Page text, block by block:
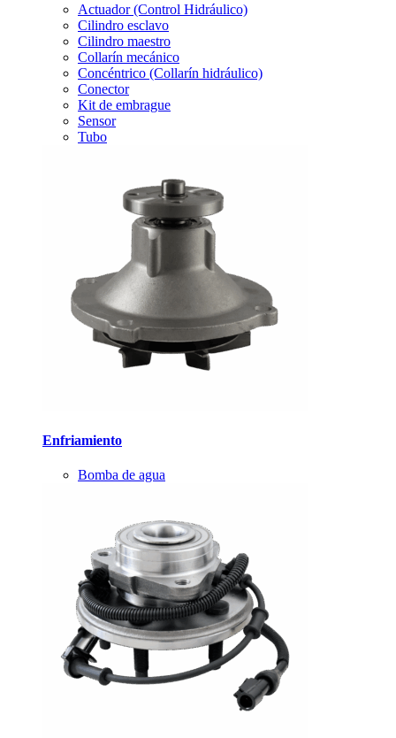
Actuador (Control Hidráulico)
Cilindro esclavo
Cilindro maestro
Collarín mecánico
Concéntrico (Collarín hidráulico)
Conector
Kit de embrague
Sensor
Tubo
Enfriamiento
Bomba de agua